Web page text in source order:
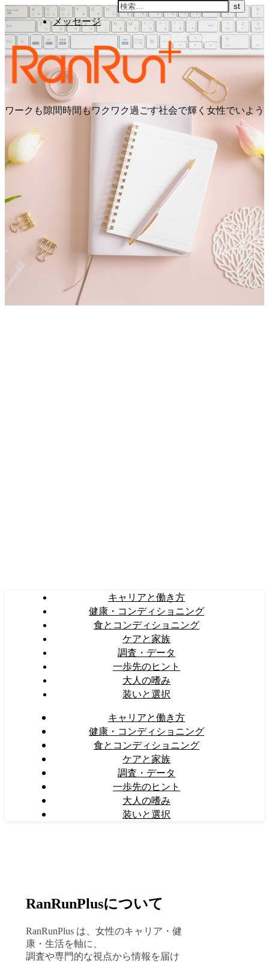
メッセージ
ワークも隙間時間もワクワク過ごす社会で輝く女性でいよう
キャリアと働き方
健康・コンディショニング
食とコンディショニング
ケアと家族
調査・データ
一歩先のヒント
大人の嗜み
装いと選択
キャリアと働き方
健康・コンディショニング
食とコンディショニング
ケアと家族
調査・データ
一歩先のヒント
大人の嗜み
装いと選択
RanRunPlusについて
RanRunPlus は、女性のキャリア・健
康・生活を軸に、
調査や専門的な視点から情報を届け